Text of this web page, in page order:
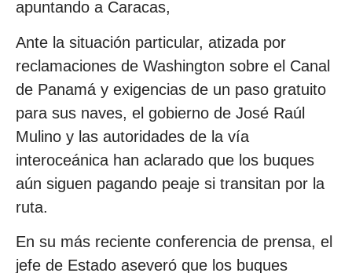
apuntando a Caracas,
Ante la situación particular, atizada por
reclamaciones de Washington sobre el Canal
de Panamá y exigencias de un paso gratuito
para sus naves, el gobierno de José Raúl
Mulino y las autoridades de la vía
interoceánica han aclarado que los buques
aún siguen pagando peaje si transitan por la
ruta.
En su más reciente conferencia de prensa, el
jefe de Estado aseveró que los buques